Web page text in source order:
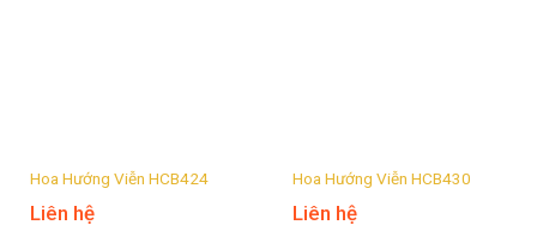
Hoa Hướng Viễn HCB424
Liên hệ
Hoa Hướng Viễn HCB430
Liên hệ